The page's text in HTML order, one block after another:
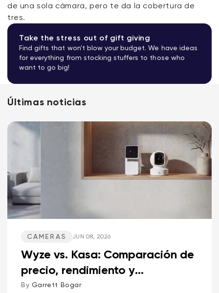
de una sola cámara, pero te da la cobertura de
tres.
Take the stress out of gift giving
Find gifts that won't blow your budget. We have ideas
for everything from stocking stuffers to those who
want to go big!
Últimas noticias
CAMERAS JUN 08, 2026
Wyze vs. Kasa: Comparación de
precio, rendimiento y
características
By Garrett Bogar